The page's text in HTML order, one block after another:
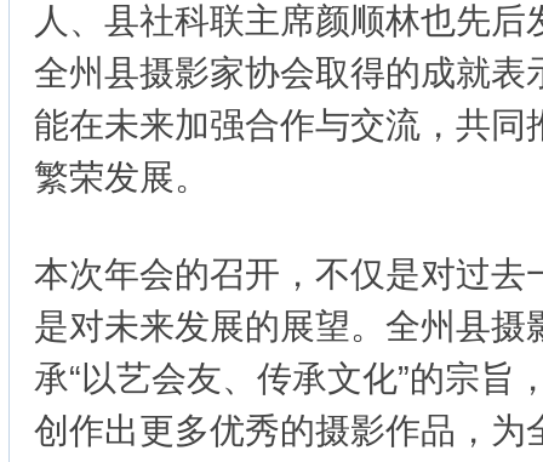
人、县社科联主席颜顺林也先
全州县摄影家协会取得的成就表
能在未来加强合作与交流，共同
繁荣发展。
本次年会的召开，不仅是对过去
是对未来发展的展望。全州县摄
承“以艺会友、传承文化”的宗旨
创作出更多优秀的摄影作品，为